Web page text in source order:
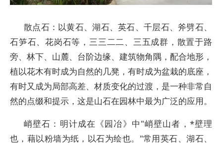
散点石：以黄石、湖石、英石、千层石、斧劈石、
石笋石、花岗石等，三三二二、三五成群，散置于路
旁、林下、山麓、台阶边缘、建筑物角隅，配合地形，
植以花木有时成为自然的几凳，有时成为盆栽的底座，
有时又成为局部高差、材质变化的过渡，是一种非常自
然的点缀和提示，这是山石在园林中最为广泛的应用。
峭壁石：明计成在《园冶》中"峭壁山者，*壁理
也，藉以粉墙为纸，以石为绘也。"常用英石、湖石、